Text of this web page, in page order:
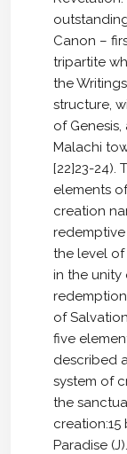
Canon –
tripartite
the
structure,
of
Malachi
[22]23-24).
elements of
creation
the level
in the unity
of
five
described
system of
the
creation:15
Paradise